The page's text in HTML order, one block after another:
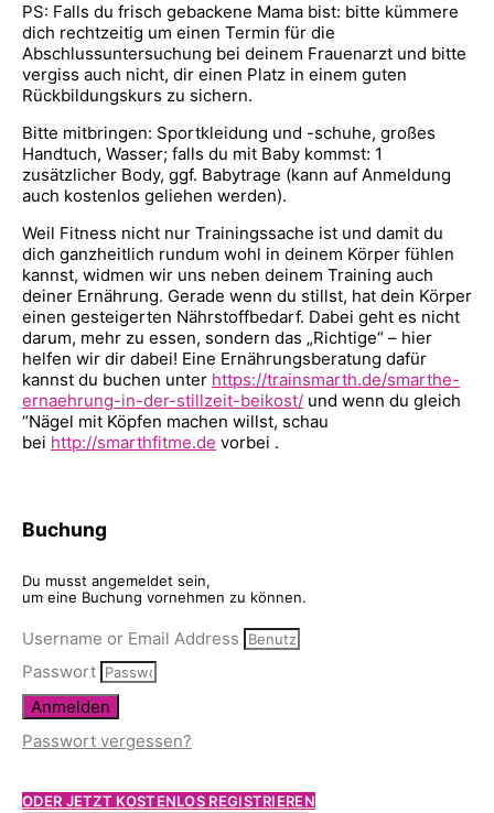
PS: Falls du frisch gebackene Mama bist: bitte kümmere
dich rechtzeitig um einen Termin für die
Abschlussuntersuchung bei deinem Frauenarzt und bitte
vergiss auch nicht, dir einen Platz in einem guten
Rückbildungskurs zu sichern.
Bitte mitbringen: Sportkleidung und -schuhe, großes
Handtuch, Wasser; falls du mit Baby kommst: 1
zusätzlicher Body, ggf. Babytrage (kann auf Anmeldung
auch kostenlos geliehen werden).
Weil Fitness nicht nur Trainingssache ist und damit du
dich ganzheitlich rundum wohl in deinem Körper fühlen
kannst, widmen wir uns neben deinem Training auch
deiner Ernährung. Gerade wenn du stillst, hat dein Körper
einen gesteigerten Nährstoffbedarf. Dabei geht es nicht
darum, mehr zu essen, sondern das „Richtige“ – hier
helfen wir dir dabei! Eine Ernährungsberatung dafür
kannst du buchen unter https://trainsmarth.de/smarthe-
ernaehrung-in-der-stillzeit-beikost/ und wenn du gleich
“Nägel mit Köpfen machen willst, schau
bei http://smarthfitme.de vorbei .
Buchung
Du musst angemeldet sein,
um eine Buchung vornehmen zu können.
Username or Email Address
Passwort
Anmelden
Passwort vergessen?
ODER JETZT KOSTENLOS REGISTRIEREN